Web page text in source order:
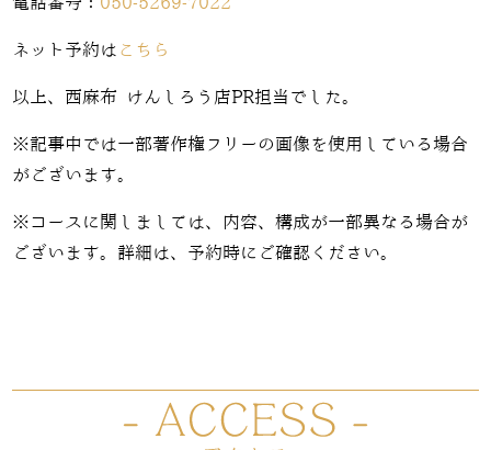
ネット予約は こちら
以上、西麻布 けんしろう店PR担当でした。
※記事中では一部著作権フリーの画像を使用している場合
がございます。
※コースに関しましては、内容、構成が一部異なる場合が
ございます。詳細は、予約時にご確認ください。